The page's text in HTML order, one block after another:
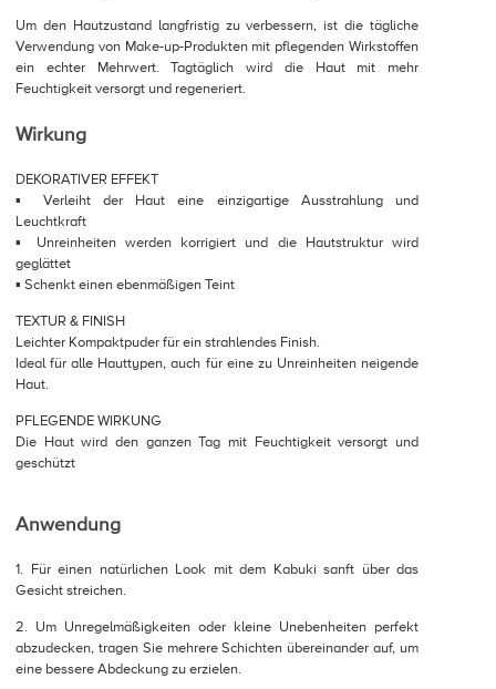
Um den Hautzustand langfristig zu verbessern, ist die tägliche
Verwendung von Make-up-Produkten mit pflegenden Wirkstoffen
ein echter Mehrwert. Tagtäglich wird die Haut mit mehr
Feuchtigkeit versorgt und regeneriert.
Wirkung
DEKORATIVER EFFEKT
▪ Verleiht der Haut eine einzigartige Ausstrahlung und
Leuchtkraft
▪ Unreinheiten werden korrigiert und die Hautstruktur wird
geglättet
▪ Schenkt einen ebenmäßigen Teint
TEXTUR & FINISH
Leichter Kompaktpuder für ein strahlendes Finish.
Ideal für alle Hauttypen, auch für eine zu Unreinheiten neigende
Haut.
PFLEGENDE WIRKUNG
Die Haut wird den ganzen Tag mit Feuchtigkeit versorgt und
geschützt
Anwendung
1. Für einen natürlichen Look mit dem Kabuki sanft über das
Gesicht streichen.
2. Um Unregelmäßigkeiten oder kleine Unebenheiten perfekt
abzudecken, tragen Sie mehrere Schichten übereinander auf, um
eine bessere Abdeckung zu erzielen.